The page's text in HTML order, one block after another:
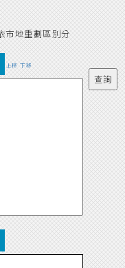
市地重劃區別分
上移 下移